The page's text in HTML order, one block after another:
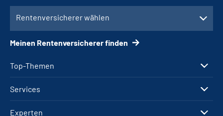
Top-Themen
Services
Experten
Rentenversicherer wählen
Meinen Rentenversicherer finden